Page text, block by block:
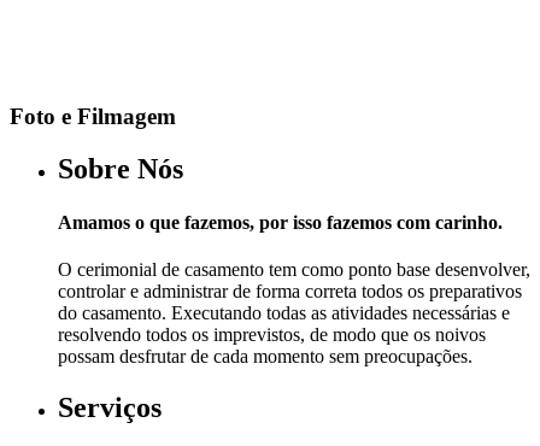
Foto e Filmagem
Sobre Nós
Amamos o que fazemos, por isso fazemos com carinho.
O cerimonial de casamento tem como ponto base desenvolver,
controlar e administrar de forma correta todos os preparativos
do casamento. Executando todas as atividades necessárias e
resolvendo todos os imprevistos, de modo que os noivos
possam desfrutar de cada momento sem preocupações.
Serviços